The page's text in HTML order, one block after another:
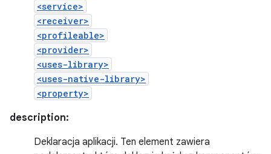
<service>
<receiver>
<profileable>
<provider>
<uses-library>
<uses-native-library>
<property>
description:
Deklaracja aplikacji. Ten element zawiera